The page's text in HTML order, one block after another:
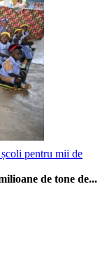
pentru mii de
de tone de...